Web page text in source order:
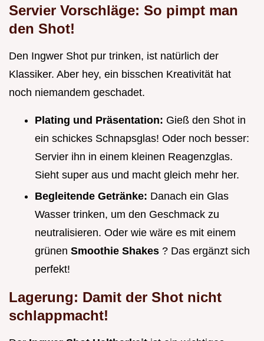
Servier Vorschläge: So pimpt man
den Shot!
Den Ingwer Shot pur trinken, ist natürlich der
Klassiker. Aber hey, ein bisschen Kreativität hat
noch niemandem geschadet.
Plating und Präsentation: Gieß den Shot in
ein schickes Schnapsglas! Oder noch besser:
Servier ihn in einem kleinen Reagenzglas.
Sieht super aus und macht gleich mehr her.
Begleitende Getränke: Danach ein Glas
Wasser trinken, um den Geschmack zu
neutralisieren. Oder wie wäre es mit einem
grünen Smoothie Shakes ? Das ergänzt sich
perfekt!
Lagerung: Damit der Shot nicht
schlappmacht!